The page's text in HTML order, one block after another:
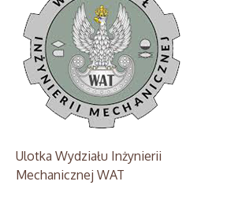
Ulotka Wydziału Inżynierii
Mechanicznej WAT